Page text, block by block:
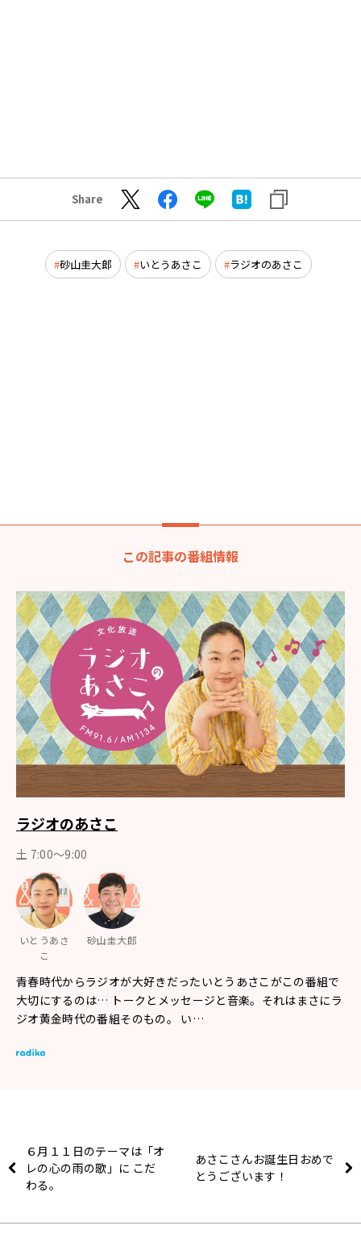
Share
砂山圭大郎 いとうあさこ ラジオのあさこ
この記事の番組情報
ラジオのあさこ
土 7:00～9:00
いとうあさ
こ
砂山圭大郎
青春時代からラジオが大好きだったいとうあさこがこの番組で
大切にするのは… トークとメッセージと音楽。それはまさにラ
ジオ黄金時代の番組そのもの。 い…
６月１１日のテーマは「オ
レの心の雨の歌」に こだ
わる。
あさこさんお誕生日おめで
とうございます！